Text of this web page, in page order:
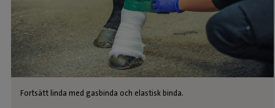
Fortsätt linda med gasbinda och elastisk binda.